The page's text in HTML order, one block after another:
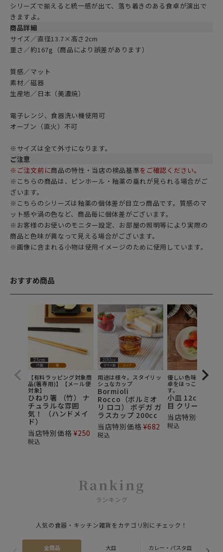
シリーズで揃えると統一感が出て、落ち着きのある食卓が演出で
きますよ。
商品詳細
サイズ／直径13.7×高さ2cm
重さ／約167g（商品により誤差があります）
質感／マット
素材／磁器
生産地／日本（美濃焼）
電子レンジ、食器洗い機使用可
オーブン（直火）不可
※サイズは全て外寸になります。
ご注意
※ご注文前に商品の特性・当店の検品基準をご確認ください。
※こちらの商品は、ピンホール・釉薬の垂れが見られる場合がご
ざいます。
※こちらのシリーズは釉薬の個体差が目立つ商品です。質感のマ
ット感や渦の色など、商品毎に個体差がございます。
※お客様のお使いのモニター設定、お部屋の照明等により実際の
商品と色味が異なって見える場合がございます。
※画像に含まれる小物は使用イメージのために使用しています。
おすすめ商品
【有料ラッピング対象商
品(箸専用)】【メール便
対象】
ひねり箸 （竹） ナ
チュラルな雰囲
気！ （ハンドメイ
ド）
当店特別価格 ¥250
税込
用途は様々。スタイリッ
シュなカップ
Bormioli
Rocco（ボルミオ
リ ロコ） ボデガ ガ
ラスカップ 200cc
当店特別価格 ¥682
税込
優しい色味と渦模様
卓をほっこりとさせ
す。
小皿 12cm 渦刷
目 クリーム
当店特別価格
税込
Ranking
ランキング
人気の食器・キッチン雑貨をカテゴリ別にチェック！
全商品 大皿 カレー・パスタ皿